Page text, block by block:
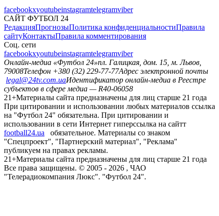
facebookxyoutubeinstagramtelegramviber
САЙТ ФУТБОЛ 24
РедакцияПрогнозыПолитика конфиденциальностиПравила
сайтуКонтактыПравила комментирования
Соц. сети
facebookxyoutubeinstagramtelegramviber
Онлайн-медиа «Футбол 24»пл. Галицкая, дом. 15, м. Львов,
79008Телефон +380 (32) 229-77-77Адрес электронной почты
legal@24tv.com.uaИдентификатор онлайн-медиа в Реестре
субъектов в сфере медиа — R40-06058
21+Материалы сайта предназначены для лиц старше 21 года
При цитировании и использовании любых материалов ссылка
на "Футбол 24" обязательна. При цитировании и
использовании в сети Интернет гиперссылка на сайтт
football24.ua
обязательное. Материалы со знаком
"Спецпроект", "Партнерский материал", "Реклама"
публикуем на правах рекламы.
21+Материалы сайта предназначены для лиц старше 21 года
Все права защищены. © 2005 - 2026 , ЧАО
"Телерадиокомпания Люкс". "Футбол 24".